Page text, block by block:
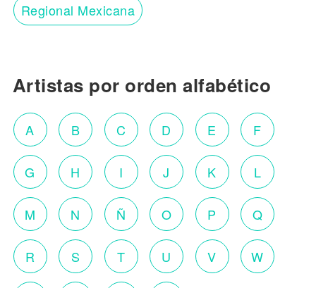
Regional Mexicana
Artistas por orden alfabético
A B C D E F
G H I J K L
M N Ñ O P Q
R S T U V W